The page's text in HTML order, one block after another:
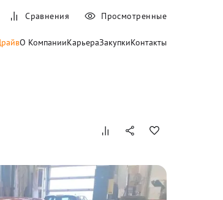
О КомпанииКарьераЗакупкиКонтакты
Сравнения Просмотренные